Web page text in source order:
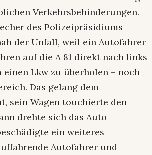
Verkehrsbehinderungen.
des Polizeipräsidiums
der Unfall, weil ein Autofahrer
auf die A 81 direkt nach links
einen Lkw zu überholen – noch
Das gelang dem
sein Wagen touchierte den
drehte sich das Auto
ein weiteres
Autofahrer und